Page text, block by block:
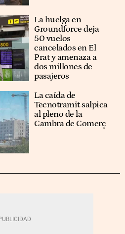
La huelga en
Groundforce deja
50 vuelos
cancelados en El
Prat y amenaza a
dos millones de
pasajeros
La caída de
Tecnotramit salpica
al pleno de la
Cambra de Comerç